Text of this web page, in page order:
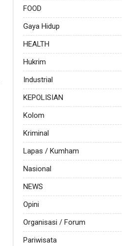
FOOD
Gaya Hidup
HEALTH
Hukrim
Industrial
KEPOLISIAN
Kolom
Kriminal
Lapas / Kumham
Nasional
NEWS
Opini
Organisasi / Forum
Pariwisata